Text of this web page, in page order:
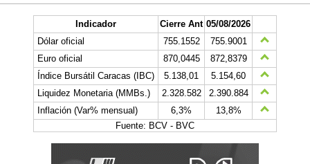
Indicador Cierre Ant 05/08/2026
Dólar oficial
755.1552
755.9001
Euro oficial
870,0445
872,8379
Índice Bursátil Caracas (IBC)
5.138,01
5.154,60
Liquidez Monetaria (MMBs.)
2.328.582
2.390.884
Inflación (Var% mensual)
6,3%
13,8%
Fuente: BCV - BVC